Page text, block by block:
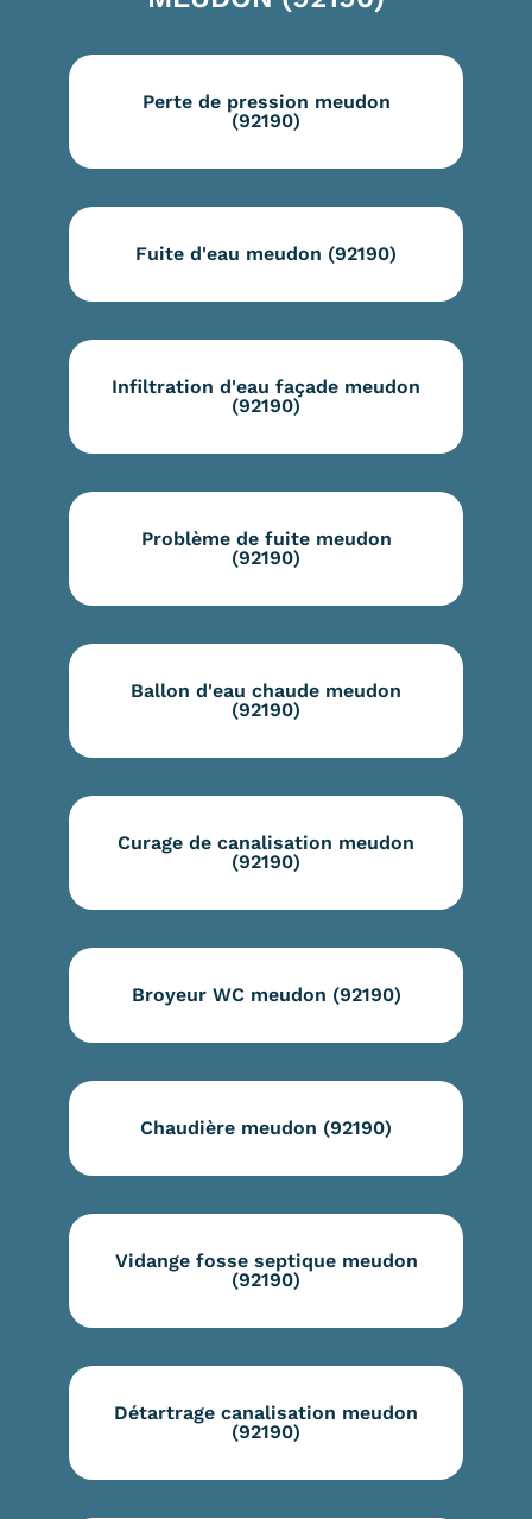
Perte de pression meudon
(92190)
Fuite d'eau meudon (92190)
Infiltration d'eau façade meudon
(92190)
Problème de fuite meudon
(92190)
Ballon d'eau chaude meudon
(92190)
Curage de canalisation meudon
(92190)
Broyeur WC meudon (92190)
Chaudière meudon (92190)
Vidange fosse septique meudon
(92190)
Détartrage canalisation meudon
(92190)